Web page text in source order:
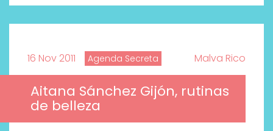
16 Nov 2011 Agenda Secreta Malva Rico
Aitana Sánchez Gijón, rutinas
de belleza